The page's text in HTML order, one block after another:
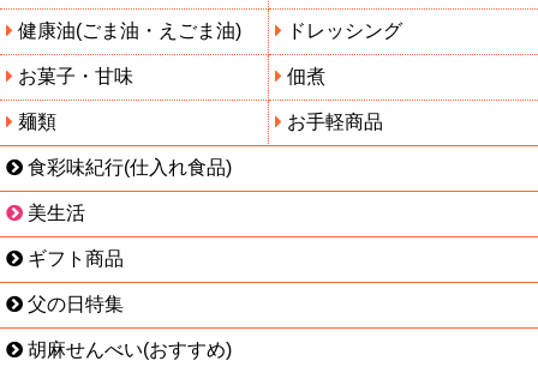
健康油(ごま油・えごま油) ドレッシング
お菓子・甘味 佃煮
麺類 お手軽商品
食彩味紀行(仕入れ食品)
美生活
ギフト商品
父の日特集
胡麻せんべい(おすすめ)